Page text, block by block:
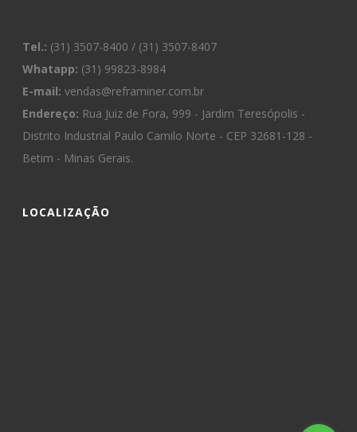
Tel.: (31) 3507-8400 / (31) 3507-8407
Whatapp: (31) 99823-8984
E-mail: vendas@reframiner.com.br
Endereço: Rua Juiz de Fora, 999 - Jardim Teresópolis -
Distrito Industrial Paulo Camilo Norte - CEP 32681-128 -
Betim - Minas Gerais.
LOCALIZAÇÃO